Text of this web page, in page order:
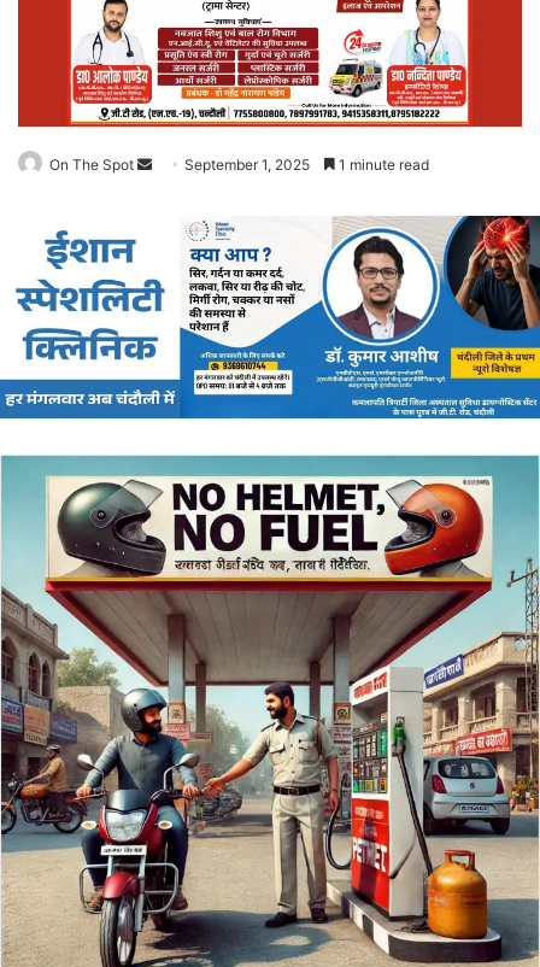
On The Spot
Send
email
September 1, 2025 1 minute read